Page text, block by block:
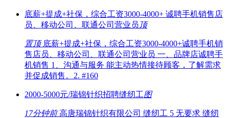
底薪+提成+社保，综合工资3000-4000+ 诚聘手机销售店
员、移动公司、联通公司营业员 顶
置顶底薪+提成+社保，综合工资3000-4000+诚聘手机销
售店员、移动公司、联通公司营业员 一、品牌店诚聘手
机销售 1、沟通与服务 能主动热情接待顾客，了解需求
并促成销售。2. #160
2000-5000元/瑞锦针织招聘缝纫工图
17分钟前高唐瑞锦针织有限公司 缝纫工 5 无要求 缝纫